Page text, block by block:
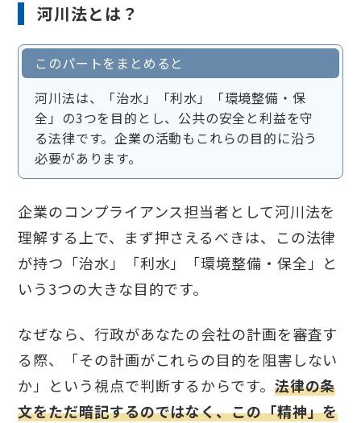
河川法とは？
このパートをまとめると
河川法は、「治水」「利水」「環境整備・保
全」の3つを目的とし、公共の安全と利益を守
る法律です。企業の活動もこれらの目的に沿う
必要があります。
企業のコンプライアンス担当者として河川法を
理解する上で、まず押さえるべきは、この法律
が持つ「治水」「利水」「環境整備・保全」と
いう3つの大きな目的です。
なぜなら、行政があなたの会社の計画を審査す
る際、「その計画がこれらの目的を阻害しない
か」という視点で判断するからです。 法律の条
文をただ暗記するのではなく、この「精神」を